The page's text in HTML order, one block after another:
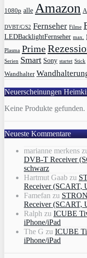
1080p alle Amazon
DVBT/C/S2 Fernseher Filme
LEDBacklightFernseher max.
Plasma Prime
Serien Smart Sony startet Stick
Wandhalter
Neuerscheinungen
Keine Produkte gefunden.
Neueste Kommentare
marianne merkens
DVB-T Receiver
schwarz
Hartmut Gaab zu
Receiver (SCART,
Famefan zu
Receiver (SCART,
Ralph zu ICUBE
iPhone/iPad
The G zu ICUBE
iPhone/iPad